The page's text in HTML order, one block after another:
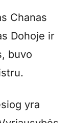
Chanas
Dohoje ir
buvo
yra